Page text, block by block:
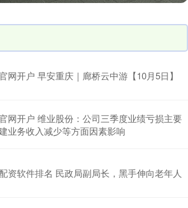
网开户 早安重庆｜廊桥云中游【10月5日】
网开户 维业股份：公司三季度业绩亏损主要
业务收入减少等方面因素影响
资软件排名 民政局副局长，黑手伸向老年人